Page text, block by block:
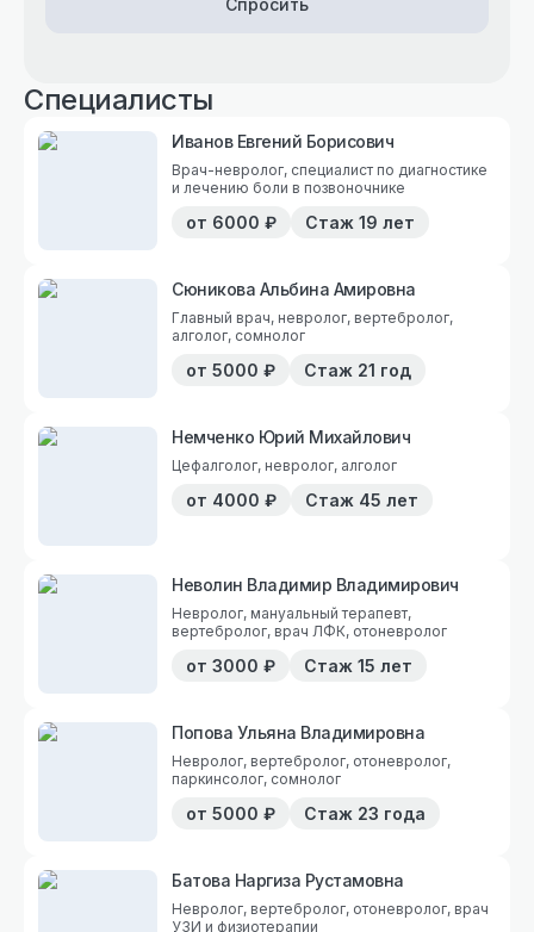
Спросить
Специалисты
Иванов Евгений Борисович
Врач-невролог, специалист по диагностике
и лечению боли в позвоночнике
от 6000 ₽ Стаж 19 лет
Сюникова Альбина Амировна
Главный врач, невролог, вертебролог,
алголог, сомнолог
от 5000 ₽ Стаж 21 год
Немченко Юрий Михайлович
Цефалголог, невролог, алголог
от 4000 ₽ Стаж 45 лет
Неволин Владимир Владимирович
Невролог, мануальный терапевт,
вертебролог, врач ЛФК, отоневролог
от 3000 ₽ Стаж 15 лет
Попова Ульяна Владимировна
Невролог, вертебролог, отоневролог,
паркинсолог, сомнолог
от 5000 ₽ Стаж 23 года
Батова Наргиза Рустамовна
Невролог, вертебролог, отоневролог, врач
УЗИ и физиотерапии